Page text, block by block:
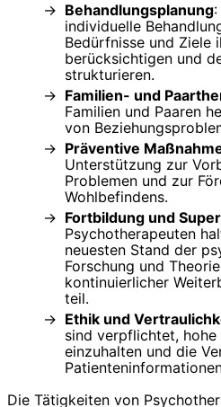
Behandlungsplanung
individuelle
Bedürfnisse und Ziele
berücksichtigen und
strukturieren.
Familien- und
Familien und Paaren
von
Präventive
Unterstützung zur
Problemen und zur
Wohlbefindens.
Fortbildung und
Psychotherapeuten
neuesten Stand der
Forschung und
kontinuierlicher
teil.
Ethik und
sind verpflichtet,
einzuhalten und die
Die Tätigkeiten von